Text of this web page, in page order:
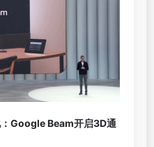
Google Beam开启3D通